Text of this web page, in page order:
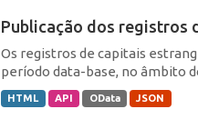
Publicação dos registros
Os registros de capitais
período data-base, no âmbito
HTML API OData JSON